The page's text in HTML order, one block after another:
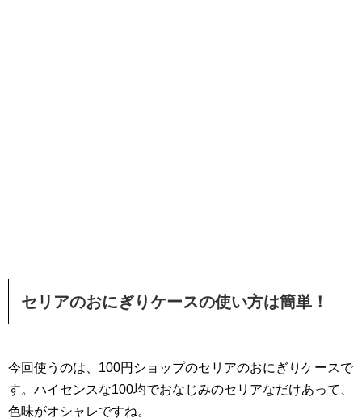
セリアのおにぎりケースの使い方は簡単！
今回使うのは、100円ショップのセリアのおにぎりケースで
す。ハイセンスな100均でおなじみのセリアなだけあって、
色味がオシャレですね。